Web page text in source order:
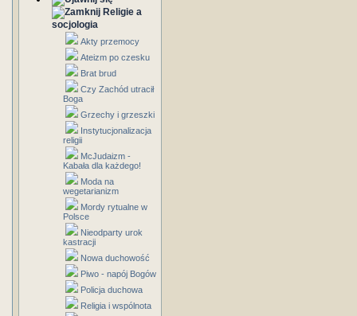
Religie a
socjologia
Akty przemocy
Ateizm po czesku
Brat brud
Czy Zachód utracił
Boga
Grzechy i grzeszki
Instytucjonalizacja
religii
McJudaizm -
Kabała dla każdego!
Moda na
wegetarianizm
Mordy rytualne w
Polsce
Nieodparty urok
kastracji
Nowa duchowość
Piwo - napój Bogów
Policja duchowa
Religia i wspólnota